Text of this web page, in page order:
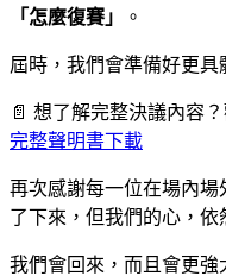
「怎麼復賽」
。
屆時，我們會準備好更具
📄 想了解完整決議內容
完整聲明書下載
再次感謝每一位在場內
了下來，但我們的心，依
我們會回來，而且會更強